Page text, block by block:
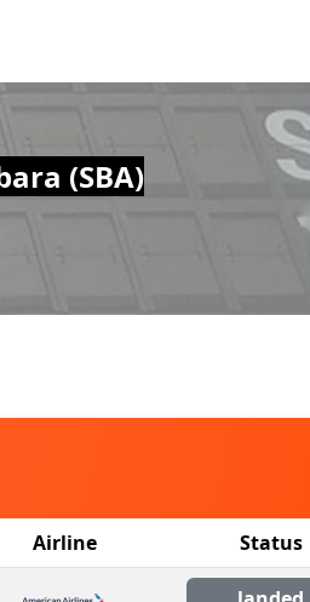
(SBA)
Airline Status